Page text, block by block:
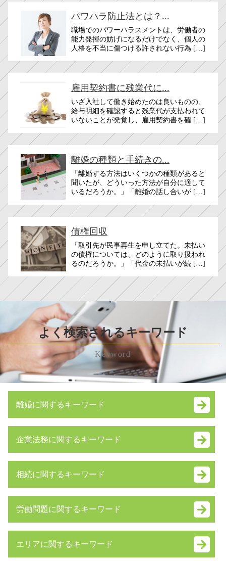
パワハラ防止法とは？...
職場でのパワーハラスメントは、労働者の
能力発揮の妨げになるだけでなく、個人の
人格を不当に傷つける許されない行為 […]
雇用契約書に残業代に...
いざ入社して働き始めたのは良いものの、
給与明細を確認すると残業代が支払われて
いないことが発覚し、雇用契約書を確 […]
離婚の種類と手続きの...
「離婚する方法はいくつかの種類があると
聞いたが、どういった方法が自分に適して
いるだろうか。」「離婚の話し合いが […]
債権回収
「取引先が民事再生を申し立てた。未払い
の債権については、どのように取り扱われ
るのだろうか。」「代金の未払いが続 […]
よく検索されるキーワード
Keyword
離婚に関するキーワード
親権 いつまで
婚姻費用分担請求 内容証明
性格の不一致 離婚 慰謝料
離婚裁判 費用
養育費 未払い
企業法務に関するキーワード
予防 法務 とは
企業 法務部
特別 決議
相続に関するキーワード
遺言書 効力
公正証書遺言 費用
労働問題に関するキーワード
雇用契約書 残業代
エリアに関するキーワード